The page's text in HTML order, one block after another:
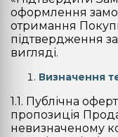
оформлення
отримання
підтвердження
вигляді.
Визначення
1.1. Публічна
пропозиція
невизначеному